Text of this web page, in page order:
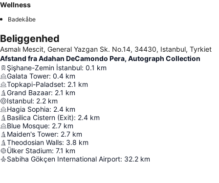
Wellness
Badekåbe
Beliggenhed
Asmalı Mescit, General Yazgan Sk. No.14, 34430, Istanbul, Tyrkiet
Afstand fra Adahan DeCamondo Pera, Autograph Collection
Şişhane-Zemin İstanbul: 0.1 km
Galata Tower: 0.4 km
Topkapi-Paladset: 2.1 km
Grand Bazaar: 2.1 km
Istanbul: 2.2 km
Hagia Sophia: 2.4 km
Basilica Cistern (Exit): 2.4 km
Blue Mosque: 2.7 km
Maiden's Tower: 2.7 km
Theodosian Walls: 3.8 km
Ülker Stadium: 7.1 km
Sabiha Gökçen International Airport: 32.2 km